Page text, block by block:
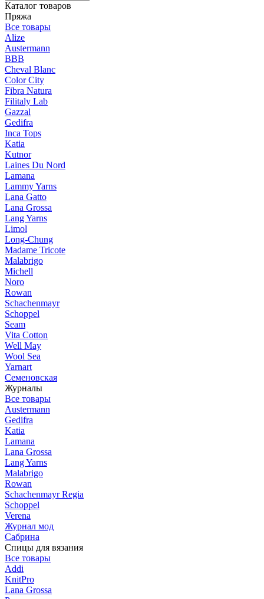
Каталог товаров
Пряжа
Все товары
Alize
Austermann
BBB
Cheval Blanc
Color City
Fibra Natura
Filitaly Lab
Gazzal
Gedifra
Inca Tops
Katia
Kutnor
Laines Du Nord
Lamana
Lammy Yarns
Lana Gatto
Lana Grossa
Lang Yarns
Limol
Long-Chung
Madame Tricote
Malabrigo
Michell
Noro
Rowan
Schachenmayr
Schoppel
Seam
Vita Cotton
Well May
Wool Sea
Yarnart
Семеновская
Журналы
Все товары
Austermann
Gedifra
Katia
Lamana
Lana Grossa
Lang Yarns
Malabrigo
Rowan
Schachenmayr Regia
Schoppel
Verena
Журнал мод
Сабрина
Спицы для вязания
Все товары
Addi
KnitPro
Lana Grossa